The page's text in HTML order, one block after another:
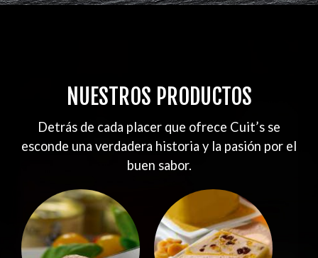
NUESTROS PRODUCTOS
Detrás de cada placer que ofrece Cuit’s se
esconde una verdadera historia y la pasión por el
buen sabor.